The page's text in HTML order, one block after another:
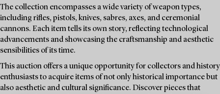
The collection encompasses a wide variety of weapon types,
including rifles, pistols, knives, sabres, axes, and ceremonial
cannons. Each item tells its own story, reflecting technological
advancements and showcasing the craftsmanship and aesthetic
sensibilities of its time.
This auction offers a unique opportunity for collectors and history
enthusiasts to acquire items of not only historical importance but
also aesthetic and cultural significance. Discover pieces that